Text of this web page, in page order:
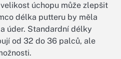
úchopu může zlepšit
délka putteru by měla
úder. Standardní délky
od 32 do 36 palců, ale